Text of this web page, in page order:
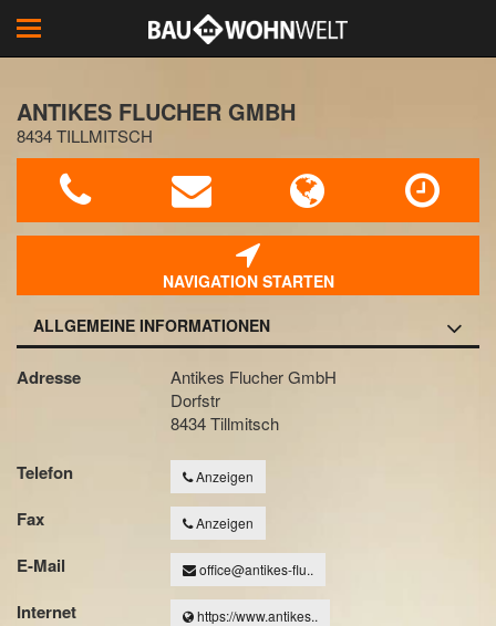
Toggle
navigation
ANTIKES FLUCHER GMBH
8434 TILLMITSCH
NAVIGATION STARTEN
ALLGEMEINE INFORMATIONEN
Adresse
Antikes Flucher GmbH
Dorfstr
8434 Tillmitsch
Telefon Anzeigen
Fax Anzeigen
E-Mail office@antikes-flu..
Internet https://www.antikes..